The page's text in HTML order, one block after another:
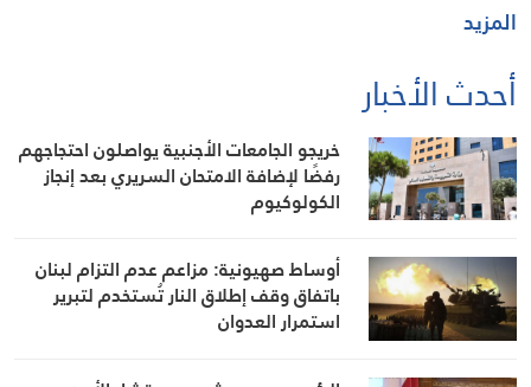
المزيد
أحدث الأخبار
خريجو الجامعات الأجنبية يواصلون احتجاجهم
رفضًا لإضافة الامتحان السريري بعد إنجاز
الكولوكيوم
أوساط صهيونية: مزاعم عدم التزام لبنان
باتفاق وقف إطلاق النار تُستخدم لتبرير
استمرار العدوان